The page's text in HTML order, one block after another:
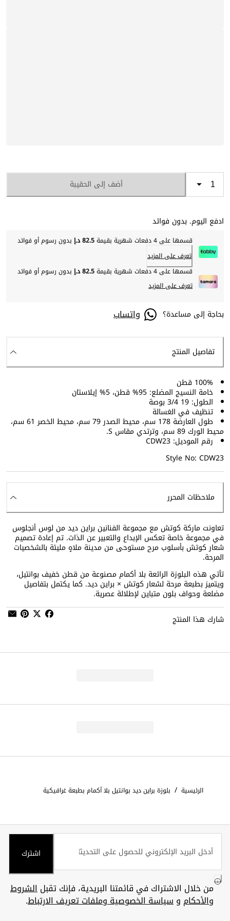
أضف إلى الحقيبة
ادفع اليوم. بدون فوائد
قسمها على 4 دفعات شهرية بقيمة 82.5 د.إ
بدون رسوم أو فوائد
تعرف على المزيد
قسمها على 4 دفعات شهرية بقيمة
82.5 د.إ
بدون رسوم أو فوائد
تعرف على المزيد
بحاجة إلى مساعدة؟ واتساب
تفاصيل المنتج
100% قطن
خامة النسيج المضلع: 95% قطن، 5% إيلاستان
الطول: 19 3/4 بوصة
تنظيف في الغسالة
طول العارضة 178 سم، محيط الصدر 79 سم، محيط الخصر 61 سم،
محيط الورك 89 سم، وترتدي مقاس S.
رقم الموديل: CDW23
Style No: CDW23
ملاحظات المحرر
تعاونت ماركة كوتش مع مجموعة الفنانين براين ديد من لوس أنجلوس
في مجموعة خاصة تعكس الإبداع والتعبير عن الذات. تم إعادة تصميم
شعار كوتش بأسلوب مرح مستوحى من مدينة ملاهٍ مليئة بالشخصيات
المرحة.
تأتي هذه البلوزة الرائعة بلا أكمام مصنوعة من قطن خفيف بوانتيل،
ويتميز بطبعة مرحة لشعار كوتش × براين ديد. كما يكتمل بتفاصيل
مضلعة وحواف بلون متباين لإطلالة عصرية.
شارك هذا المنتج
الرئيسية / بلوزة براين ديد بوانتيل بلا أكمام بطبعة غرافيكية
اشترك
من خلال الاشتراك في قائمتنا البريدية، فإنك تقبلالشروط
والأحكام وسياسة الخصوصية وملفات تعريف الارتباط.